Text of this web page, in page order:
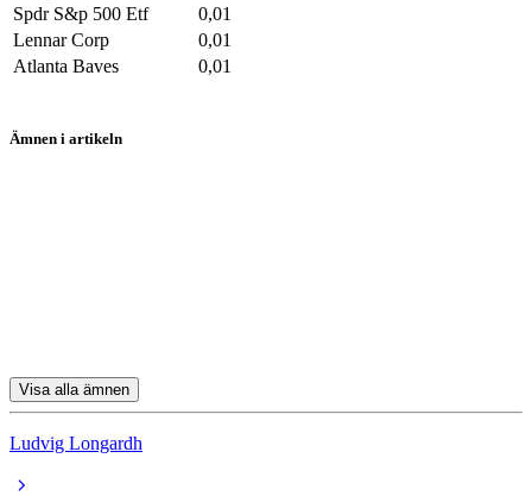
Spdr S&p 500 Etf
0,01
Lennar Corp
0,01
Atlanta Baves
0,01
Ämnen i artikeln
Visa alla ämnen
Ludvig Longardh